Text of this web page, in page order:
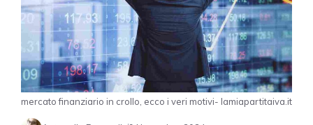
mercato finanziario in crollo, ecco i veri motivi- lamiapartitaiva.it